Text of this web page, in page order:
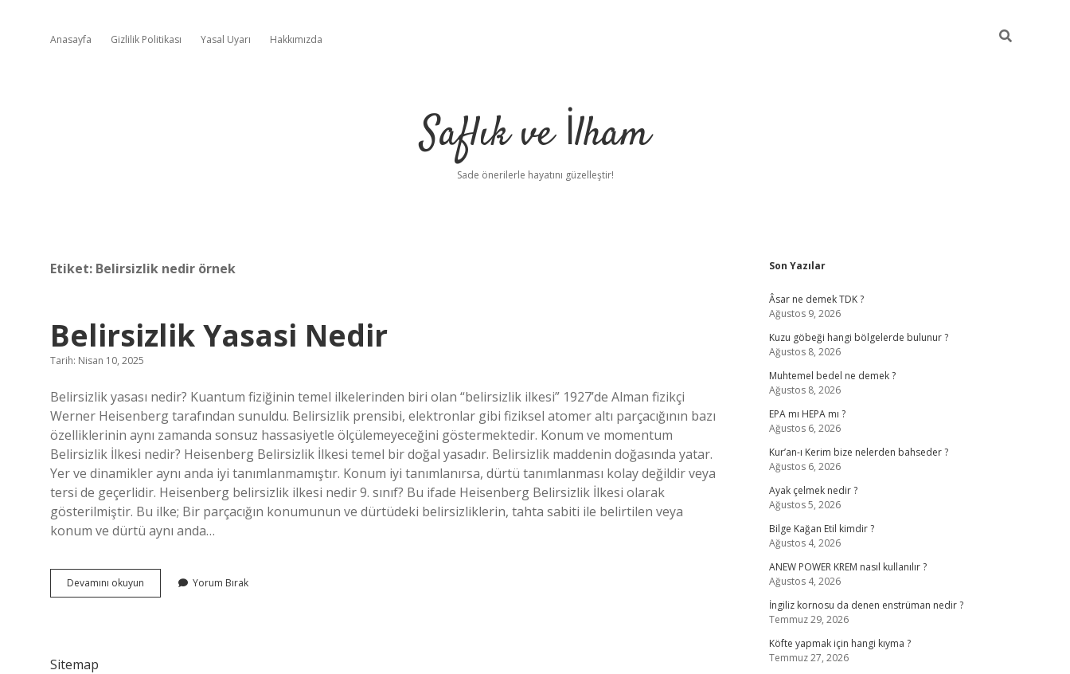
Anasayfa Gizlilik Politikası Yasal Uyarı Hakkımızda
Saflık ve İlham
Sade önerilerle hayatını güzelleştir!
Etiket: Belirsizlik nedir örnek
Belirsizlik Yasasi Nedir
Tarih: Nisan 10, 2025
Belirsizlik yasası nedir? Kuantum fiziğinin temel ilkelerinden biri olan “belirsizlik ilkesi” 1927’de Alman fizikçi
Werner Heisenberg tarafından sunuldu. Belirsizlik prensibi, elektronlar gibi fiziksel atomer altı parçacığının bazı
özelliklerinin aynı zamanda sonsuz hassasiyetle ölçülemeyeceğini göstermektedir. Konum ve momentum
Belirsizlik İlkesi nedir? Heisenberg Belirsizlik İlkesi temel bir doğal yasadır. Belirsizlik maddenin doğasında yatar.
Yer ve dinamikler aynı anda iyi tanımlanmamıştır. Konum iyi tanımlanırsa, dürtü tanımlanması kolay değildir veya
tersi de geçerlidir. Heisenberg belirsizlik ilkesi nedir 9. sınıf? Bu ifade Heisenberg Belirsizlik İlkesi olarak
gösterilmiştir. Bu ilke; Bir parçacığın konumunun ve dürtüdeki belirsizliklerin, tahta sabiti ile belirtilen veya
konum ve dürtü aynı anda…
Devamını okuyun Belirsizlik
Yasasi
Yorum Bırak
Sitemap
Sidebar
Son Yazılar
Âsar ne demek TDK ?
Ağustos 9, 2026
Kuzu göbeği hangi bölgelerde bulunur ?
Ağustos 8, 2026
Muhtemel bedel ne demek ?
Ağustos 8, 2026
EPA mı HEPA mı ?
Ağustos 6, 2026
Kur’an-ı Kerim bize nelerden bahseder ?
Ağustos 6, 2026
Ayak çelmek nedir ?
Ağustos 5, 2026
Bilge Kağan Etil kimdir ?
Ağustos 4, 2026
ANEW POWER KREM nasıl kullanılır ?
Ağustos 4, 2026
İngiliz kornosu da denen enstrüman nedir ?
Temmuz 29, 2026
Köfte yapmak için hangi kıyma ?
Temmuz 27, 2026